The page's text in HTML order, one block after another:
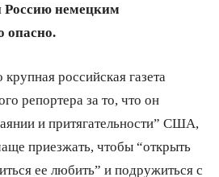
Россию немецким
опасно.
крупная российская газета
репортера за то, что он
и притягательности” США,
приезжать, чтобы “открыть
ее любить” и подружиться с